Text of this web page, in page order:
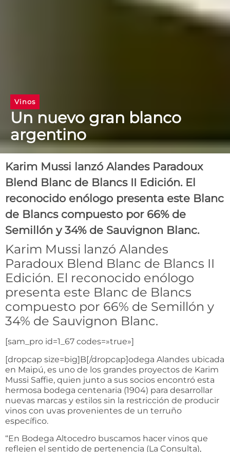
Vinos
Un nuevo gran blanco
argentino
Karim Mussi lanzó Alandes Paradoux
Blend Blanc de Blancs II Edición. El
reconocido enólogo presenta este Blanc
de Blancs compuesto por 66% de
Semillón y 34% de Sauvignon Blanc.
Karim Mussi lanzó Alandes
Paradoux Blend Blanc de Blancs II
Edición. El reconocido enólogo
presenta este Blanc de Blancs
compuesto por 66% de Semillón y
34% de Sauvignon Blanc.
[sam_pro id=1_67 codes=»true»]
[dropcap size=big]B[/dropcap]odega Alandes ubicada
en Maipú, es uno de los grandes proyectos de Karim
Mussi Saffie, quien junto a sus socios encontró esta
hermosa bodega centenaria (1904) para desarrollar
nuevas marcas y estilos sin la restricción de producir
vinos con uvas provenientes de un terruño
específico.
“En Bodega Altocedro buscamos hacer vinos que
reflejen el sentido de pertenencia (La Consulta),